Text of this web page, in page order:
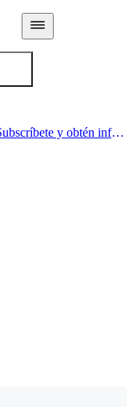
Acá comienza un estilo de vida saludable. Subscríbete y obtén información de primera mano